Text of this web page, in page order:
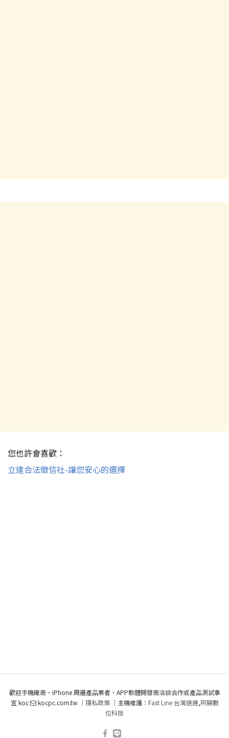
您也許會喜歡：
立達合法徵信社-讓您安心的選擇
歡迎手機廠商、iPhone 周邊產品業者、APP軟體開發商洽談合作或產品測試事
宜 koc
kocpc.com.tw ｜ 隱私政策｜主機維護： Fast Line 台灣速連,阿腸數
位科技